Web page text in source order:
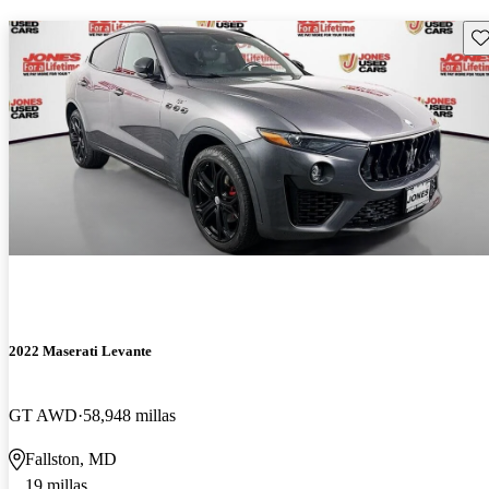
2022 Maserati Levante
GT AWD 58,948 millas
Fallston, MD